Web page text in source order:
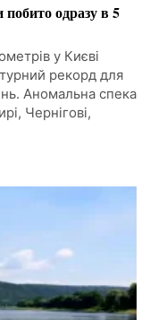
побито одразу в 5
у Києві
рекорд для
Аномальна спека
Чернігові,